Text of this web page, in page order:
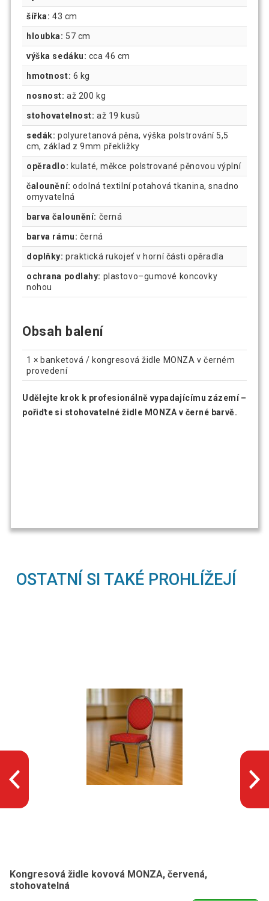
šířka: 43 cm
hloubka: 57 cm
výška sedáku: cca 46 cm
hmotnost: 6 kg
nosnost: až 200 kg
stohovatelnost: až 19 kusů
sedák: polyuretanová pěna, výška polstrování 5,5
cm, základ z 9mm překližky
opěradlo: kulaté, měkce polstrované pěnovou výplní
čalounění: odolná textilní potahová tkanina, snadno
omyvatelná
barva čalounění: černá
barva rámu: černá
doplňky: praktická rukojeť v horní části opěradla
ochrana podlahy: plastovo–gumové koncovky
nohou
Obsah balení
1 × banketová / kongresová židle MONZA v černém
provedení
Udělejte krok k profesionálně vypadajícímu zázemí –
pořiďte si stohovatelné židle MONZA v černé barvě.
OSTATNÍ SI TAKÉ PROHLÍŽEJÍ
Kongresová židle kovová MONZA, červená,
stohovatelná